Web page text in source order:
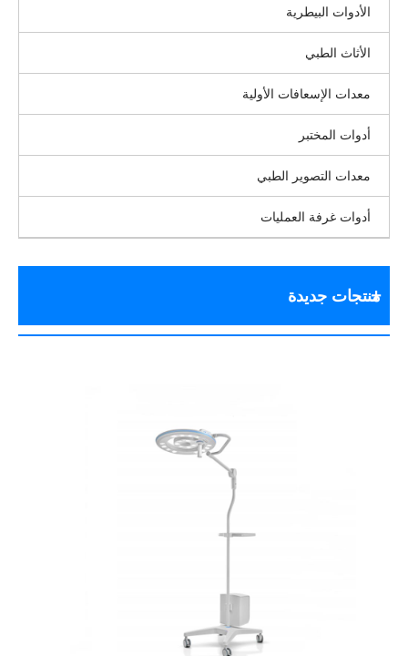
الأدوات البيطرية
الأثاث الطبي
معدات الإسعافات الأولية
أدوات المختبر
معدات التصوير الطبي
أدوات غرفة العمليات
منتجات جديدة